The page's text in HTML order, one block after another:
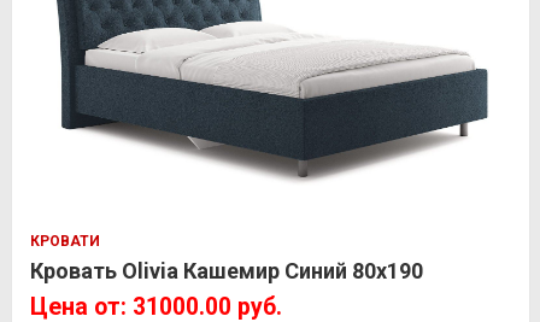
КРОВАТИ
Кровать Olivia Кашемир Синий 80х190
Цена от: 31000.00 руб.